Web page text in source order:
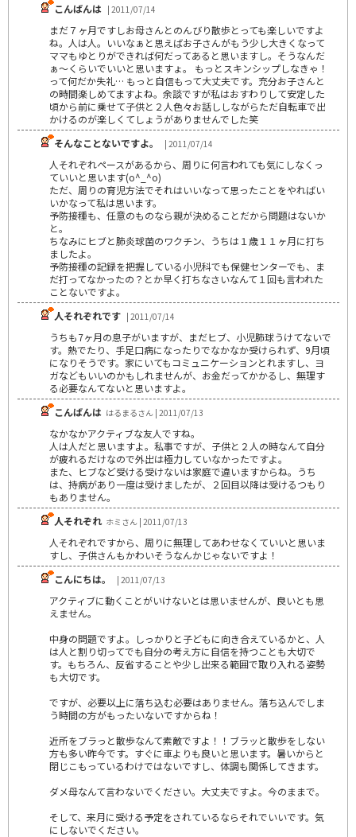
こんばんは | 2011/07/14
まだ７ヶ月ですしお母さんとのんびり散歩とっても楽しいですよ
ね。人は人。いいなぁと思えばお子さんがもう少し大きくなって
ママもゆとりができれば何だってあると思いますし。そうなんだ
ぁ～くらいでいいと思いますょ。 もっとスキンシップしなきゃ！
って何だか失礼… もっと自信もって大丈夫です。充分お子さんと
の時間楽しめてますよね。余談ですが私はおすわりして安定した
頃から前に乗せて子供と２人色々お話ししながらただ自転車で出
かけるのが楽しくてしょうがありませんでした笑
そんなことないですよ。
| 2011/07/14
人それぞれペースがあるから、周りに何言われても気にしなくっ
ていいと思います(o^_^o)
ただ、周りの育児方法でそれはいいなって思ったことをやればい
いかなって私は思います。
予防接種も、任意のものなら親が決めることだから問題はないか
と。
ちなみにヒブと肺炎球菌のワクチン、うちは１歳１１ヶ月に打ち
ましたよ。
予防接種の記録を把握している小児科でも保健センターでも、ま
だ打ってなかったの？とか早く打ちなさいなんて１回も言われた
ことないですよ。
人それぞれです | 2011/07/14
うちも7ヶ月の息子がいますが、まだヒブ、小児肺球うけてないで
す。熱でたり、手足口病になったりでなかなか受けられず、9月頃
になりそうです。家にいてもコミュニケーションとれますし、ヨ
ガなどもいいのかもしれませんが、お金だってかかるし、無理す
る必要なんてないと思いますよ。
こんばんは はるまるさん | 2011/07/13
なかなかアクティブな友人ですね。
人は人だと思いますよ。私事ですが、子供と２人の時なんて自分
が疲れるだけなので外出は極力していなかったですよ。
また、ヒブなど受ける受けないは家庭で違いますからね。うち
は、持病があり一度は受けましたが、２回目以降は受けるつもり
もありません。
人それぞれ ホミさん | 2011/07/13
人それぞれですから、周りに無理してあわせなくていいと思いま
すし、子供さんもかわいそうなんかじゃないですよ！
こんにちは。
| 2011/07/13
アクティブに動くことがいけないとは思いませんが、良いとも思
えません。
中身の問題ですよ。しっかりと子どもに向き合えているかと、人
は人と割り切ってでも自分の考え方に自信を持つことも大切で
す。もちろん、反省することや少し出来る範囲で取り入れる姿勢
も大切です。
ですが、必要以上に落ち込む必要はありません。落ち込んでしま
う時間の方がもったいないですからね！
近所をブラっと散歩なんて素敵ですよ！！ブラッと散歩をしない
方も多い昨今です。すぐに車よりも良いと思います。暑いからと
閉じこもっているわけではないですし、体調も関係してきます。
ダメ母なんて言わないでください。大丈夫ですよ。今のままで。
そして、来月に受ける予定をされているならそれでいいです。気
にしないでください。